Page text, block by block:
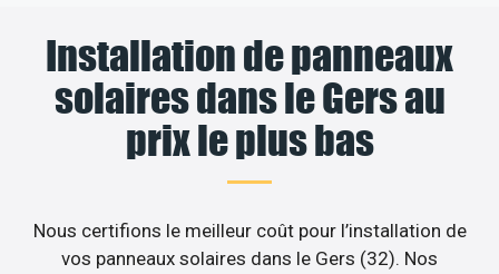
Installation de panneaux
solaires dans le Gers au
prix le plus bas
Nous certifions le meilleur coût pour l’installation de
vos panneaux solaires dans le Gers (32). Nos